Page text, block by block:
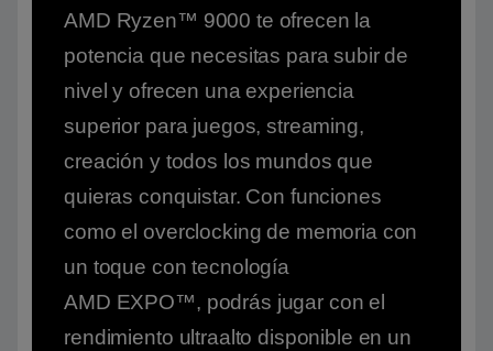
AMD Ryzen™ 9000 te ofrecen la
potencia que necesitas para subir de
nivel y ofrecen una experiencia
superior para juegos, streaming,
creación y todos los mundos que
quieras conquistar. Con funciones
como el overclocking de memoria con
un toque con tecnología
AMD EXPO™, podrás jugar con el
rendimiento ultraalto disponible en un